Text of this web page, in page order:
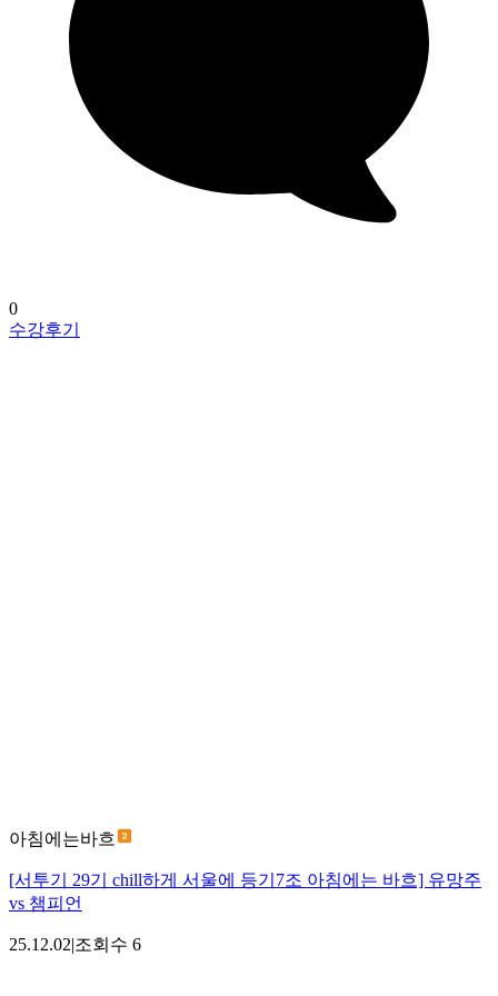
0
수강후기
아침에는바흐
[서투기 29기 chill하게 서울에 등기7조 아침에는 바흐] 유망주
vs 챔피언
25.12.02|조회수 6